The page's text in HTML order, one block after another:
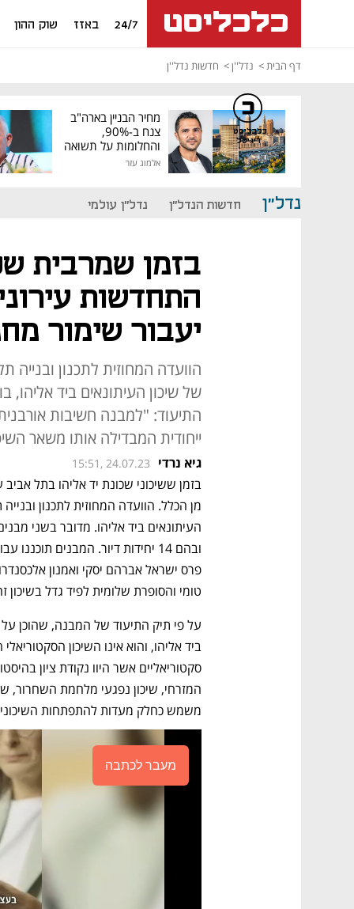
24/7 באזז שוק ההון
דף הבית נדל''ן חדשות נדל''ן
מחיר הבניין בארה"ב
צנח ב-90%,
והחלומות על תשואה
גבוהה התנפצו
אלמוג עזר
נדל"ן חדשות הנדל"ן נדל"ן עולמי
כלכליסט
דיגיטל
בזמן שמרבית
התחדשות
יעבור שימור
הוועדה המחוזית לתכנון ובנייה
של שיכון העיתונאים ביד אליהו,
התיעוד: "למבנה חשיבות
ייחודית המבדילה אותו משאר
גיא נרדי 15:51, 24.07.23
טומי והסופרת שלומית לפיד גדל בשיכון
משמש כחלק מעדות להתפתחות
מעבר לכתבה